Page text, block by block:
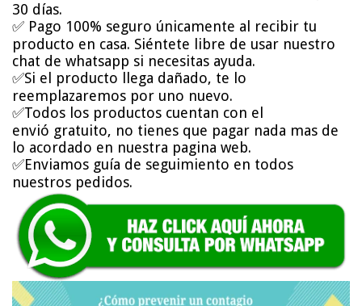
30 días.
✅ Pago 100% seguro únicamente al recibir tu
producto en casa. Siéntete libre de usar nuestro
chat de whatsapp si necesitas ayuda.
✅Si el producto llega dañado, te lo
reemplazaremos por uno nuevo.
✅Todos los productos cuentan con el
envió gratuito, no tienes que pagar nada mas de
lo acordado en nuestra pagina web.
✅Enviamos guía de seguimiento en todos
nuestros pedidos.